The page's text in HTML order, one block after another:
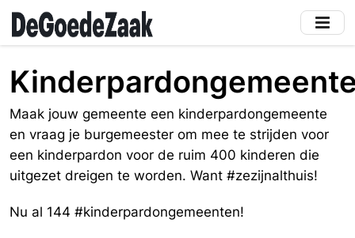
Skip
main
content
Maak jouw gemeente een kinderpardongemeente
en vraag je burgemeester om mee te strijden voor
een kinderpardon voor de ruim 400 kinderen die
uitgezet dreigen te worden. Want #zezijnalthuis!
Nu al 144 #kinderpardongemeenten!